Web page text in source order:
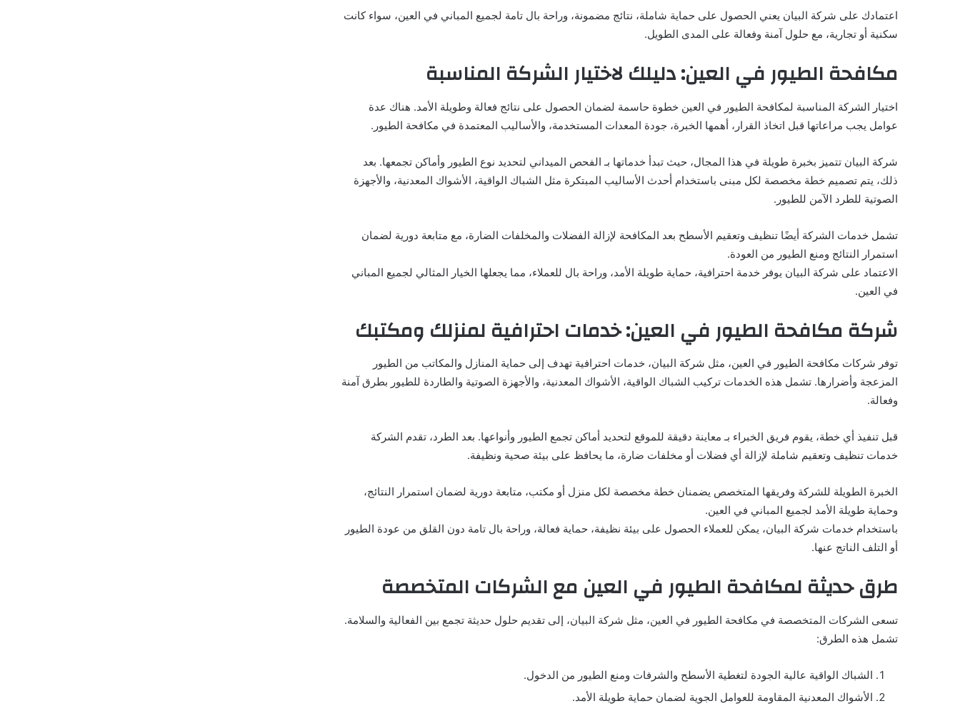
اعتمادك على شركة البيان يعني الحصول على حماية شاملة، نتائج مضمونة، وراحة بال تامة لجميع المباني في العين، سواء كانت
سكنية أو تجارية، مع حلول آمنة وفعالة على المدى الطويل.
مكافحة الطيور في العين: دليلك لاختيار الشركة المناسبة
اختيار الشركة المناسبة لمكافحة الطيور في العين خطوة حاسمة لضمان الحصول على نتائج فعالة وطويلة الأمد. هناك عدة
عوامل يجب مراعاتها قبل اتخاذ القرار، أهمها الخبرة، جودة المعدات المستخدمة، والأساليب المعتمدة في مكافحة الطيور.
شركة البيان تتميز بخبرة طويلة في هذا المجال، حيث تبدأ خدماتها بـ الفحص الميداني لتحديد نوع الطيور وأماكن تجمعها. بعد
ذلك، يتم تصميم خطة مخصصة لكل مبنى باستخدام أحدث الأساليب المبتكرة مثل الشباك الواقية، الأشواك المعدنية، والأجهزة
الصوتية للطرد الآمن للطيور.
تشمل خدمات الشركة أيضًا تنظيف وتعقيم الأسطح بعد المكافحة لإزالة الفضلات والمخلفات الضارة، مع متابعة دورية لضمان
استمرار النتائج ومنع الطيور من العودة.
الاعتماد على شركة البيان يوفر خدمة احترافية، حماية طويلة الأمد، وراحة بال للعملاء، مما يجعلها الخيار المثالي لجميع المباني
في العين.
شركة مكافحة الطيور في العين: خدمات احترافية لمنزلك ومكتبك
توفر شركات مكافحة الطيور في العين، مثل شركة البيان، خدمات احترافية تهدف إلى حماية المنازل والمكاتب من الطيور
المزعجة وأضرارها. تشمل هذه الخدمات تركيب الشباك الواقية، الأشواك المعدنية، والأجهزة الصوتية والطاردة للطيور بطرق آمنة
وفعالة.
قبل تنفيذ أي خطة، يقوم فريق الخبراء بـ معاينة دقيقة للموقع لتحديد أماكن تجمع الطيور وأنواعها. بعد الطرد، تقدم الشركة
خدمات تنظيف وتعقيم شاملة لإزالة أي فضلات أو مخلفات ضارة، ما يحافظ على بيئة صحية ونظيفة.
الخبرة الطويلة للشركة وفريقها المتخصص يضمنان خطة مخصصة لكل منزل أو مكتب، متابعة دورية لضمان استمرار النتائج،
وحماية طويلة الأمد لجميع المباني في العين.
باستخدام خدمات شركة البيان، يمكن للعملاء الحصول على بيئة نظيفة، حماية فعالة، وراحة بال تامة دون القلق من عودة الطيور
أو التلف الناتج عنها.
طرق حديثة لمكافحة الطيور في العين مع الشركات المتخصصة
تسعى الشركات المتخصصة في مكافحة الطيور في العين، مثل شركة البيان، إلى تقديم حلول حديثة تجمع بين الفعالية والسلامة.
تشمل هذه الطرق:
الشباك الواقية عالية الجودة لتغطية الأسطح والشرفات ومنع الطيور من الدخول.
الأشواك المعدنية المقاومة للعوامل الجوية لضمان حماية طويلة الأمد.